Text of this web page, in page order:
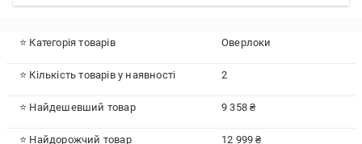
⭐ Категорія товарів Оверлоки
⭐ Кількість товарів у наявності 2
⭐ Найдешевший товар 9 358 ₴
⭐ Найдорожчий товар 12 999 ₴